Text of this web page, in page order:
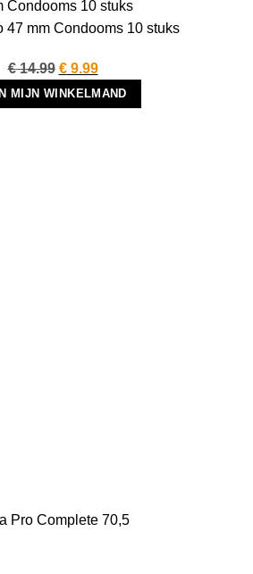
47 mm Condooms 10 stuks
€14.99 Oorspronkelijke
prijs
was:
€9.99Huidige
prijs
is:
MIJN WINKELMAND